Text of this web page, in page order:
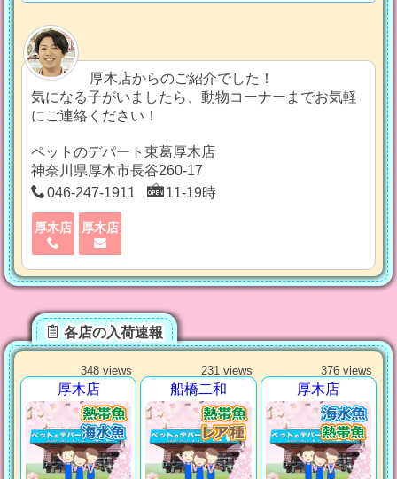
厚木店からのご紹介でした！
気になる子がいましたら、動物コーナーまでお気軽
にご連絡ください！
ペットのデパート東葛厚木店
神奈川県厚木市長谷260-17
046-247-1911
11-19時
厚木店 厚木店
各店の入荷速報
348 views
厚木店
231 views
船橋二和
376 views
厚木店